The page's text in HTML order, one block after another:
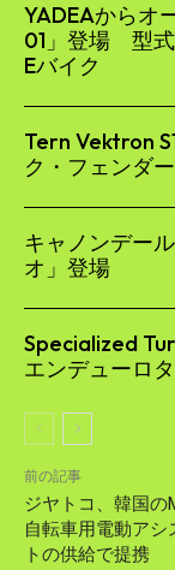
YADEAからオ
01」登場 型式
Eバイク
Tern Vektron
ク・フェンダ
キャノンデー
オ」登場
Specialized
エンデューロ
前の記事
ジヤトコ、韓国の
自転車用電動アシ
トの供給で提携